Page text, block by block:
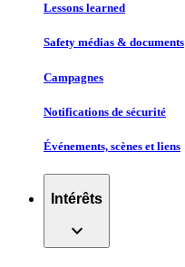
Lessons learned
Safety médias & documents
Campagnes
Notifications de sécurité
Événements, scènes et liens
Intérêts
expand_more